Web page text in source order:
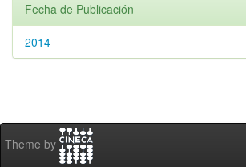
Fecha de Publicación
2014
Theme by